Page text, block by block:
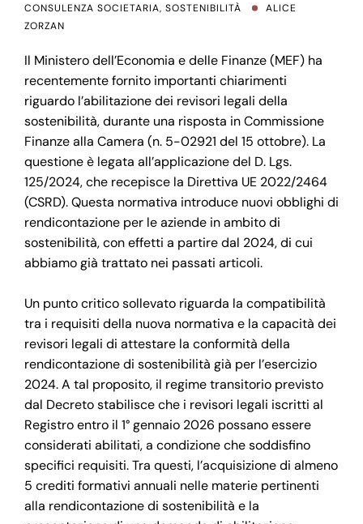
CONSULENZA SOCIETARIA, SOSTENIBILITÀ
ALICE
ZORZAN
Il Ministero dell’Economia e delle Finanze (MEF) ha
recentemente fornito importanti chiarimenti
riguardo l’abilitazione dei revisori legali della
sostenibilità, durante una risposta in Commissione
Finanze alla Camera (n. 5-02921 del 15 ottobre). La
questione è legata all’applicazione del D. Lgs.
125/2024, che recepisce la Direttiva UE 2022/2464
(CSRD). Questa normativa introduce nuovi obblighi di
rendicontazione per le aziende in ambito di
sostenibilità, con effetti a partire dal 2024, di cui
abbiamo già trattato nei passati articoli.
Un punto critico sollevato riguarda la compatibilità
tra i requisiti della nuova normativa e la capacità dei
revisori legali di attestare la conformità della
rendicontazione di sostenibilità già per l’esercizio
2024. A tal proposito, il regime transitorio previsto
dal Decreto stabilisce che i revisori legali iscritti al
Registro entro il 1° gennaio 2026 possano essere
considerati abilitati, a condizione che soddisfino
specifici requisiti. Tra questi, l’acquisizione di almeno
5 crediti formativi annuali nelle materie pertinenti
alla rendicontazione di sostenibilità e la